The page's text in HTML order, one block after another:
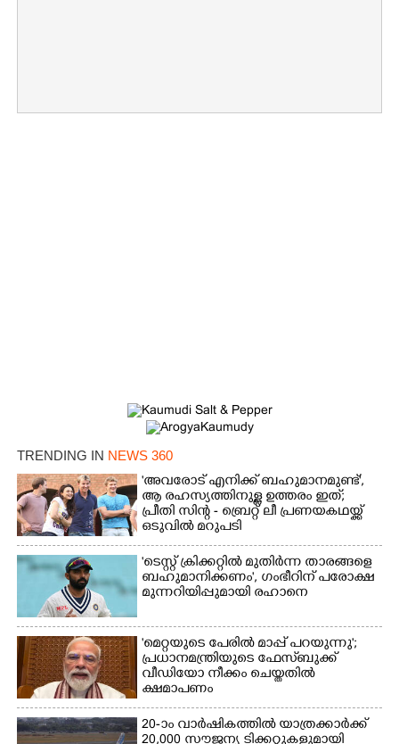
TRENDING IN NEWS 360
'അവരോട് എനിക്ക് ബഹുമാനമുണ്ട്',​
ആ രഹസ്യത്തിനുള്ള ഉത്തരം ഇത്;
പ്രീതി സിന്റ - ബ്രെറ്റ് ലീ പ്രണയകഥയ്ക്ക്
ഒടുവിൽ മറുപടി
'ടെസ്റ്റ് ക്രിക്കറ്റിൽ മുതിർന്ന താരങ്ങളെ
ബഹുമാനിക്കണം', ഗംഭീറിന് പരോക്ഷ
മുന്നറിയിപ്പുമായി രഹാനെ
'മെറ്റയുടെ പേരിൽ മാപ്പ് പറയുന്നു';
പ്രധാനമന്ത്രിയുടെ ഫേസ്‌ബുക്ക്
വീഡിയോ നീക്കം ചെയ്തതിൽ
ക്ഷമാപണം
20-ാം വാർഷികത്തിൽ യാത്രക്കാർക്ക്